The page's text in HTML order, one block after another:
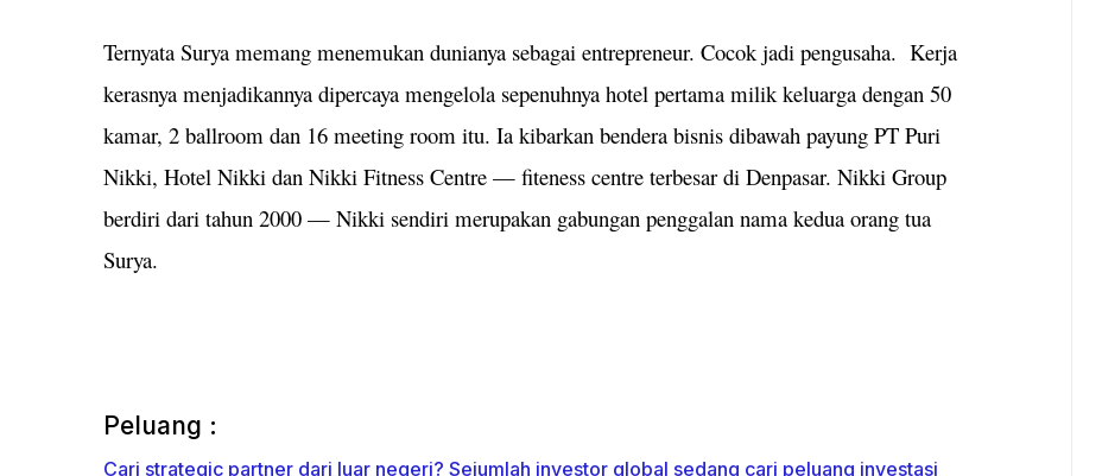
Ternyata Surya memang menemukan dunianya sebagai entrepreneur. Cocok jadi pengusaha. Kerja
kerasnya menjadikannya dipercaya mengelola sepenuhnya hotel pertama milik keluarga dengan 50
kamar, 2 ballroom dan 16 meeting room itu. Ia kibarkan bendera bisnis dibawah payung PT Puri
Nikki, Hotel Nikki dan Nikki Fitness Centre — fiteness centre terbesar di Denpasar. Nikki Group
berdiri dari tahun 2000 — Nikki sendiri merupakan gabungan penggalan nama kedua orang tua
Surya.
Peluang :
Cari strategic partner dari luar negeri? Sejumlah investor global sedang cari peluang investasi